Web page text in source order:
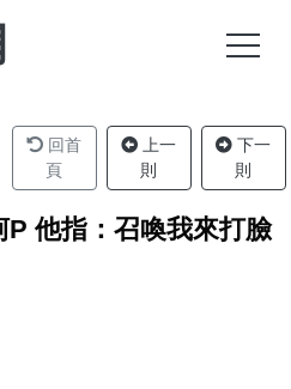
回首
頁
上一
則
下一
則
他指：召喚我來打臉